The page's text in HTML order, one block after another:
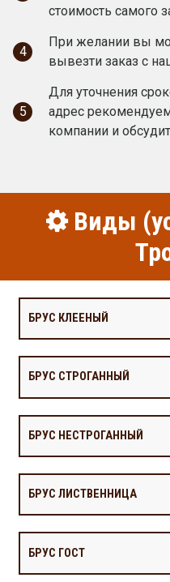
стоимость самого
4
При желании вы
вывезти заказ с
5
Для уточнения
адрес
компании и
Виды
БРУС КЛЕЕНЫЙ
БРУС СТРОГАННЫЙ
БРУС НЕСТРОГАННЫЙ
БРУС ЛИСТВЕННИЦА
БРУС ГОСТ